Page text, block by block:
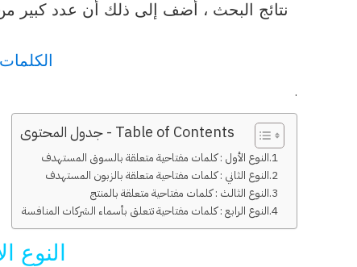
نتائج البحث ، أضف إلى ذلك أن عدد كبير
.
Table of Contents - جدول المحتوى
النوع الأول : كلمات مفتاحية متعلقة بالسوق المستهدف
النوع الثاني : كلمات مفتاحية متعلقة بالزبون المستهدف
النوع الثالث : كلمات مفتاحية متعلقة بالمنتج
النوع الرابع : كلمات مفتاحية تتعلق بأسماء الشركات المنافسة